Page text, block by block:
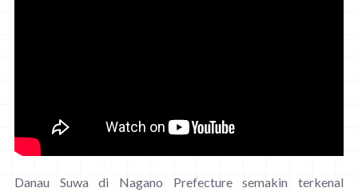
Danau Suwa di Nagano Prefecture semakin terkenal